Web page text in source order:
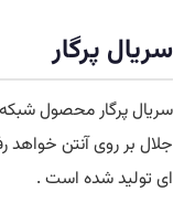
سریال پرگار
سریال پرگار محصول
جلال بر روی آنتن خواهد
ای تولید شده است .